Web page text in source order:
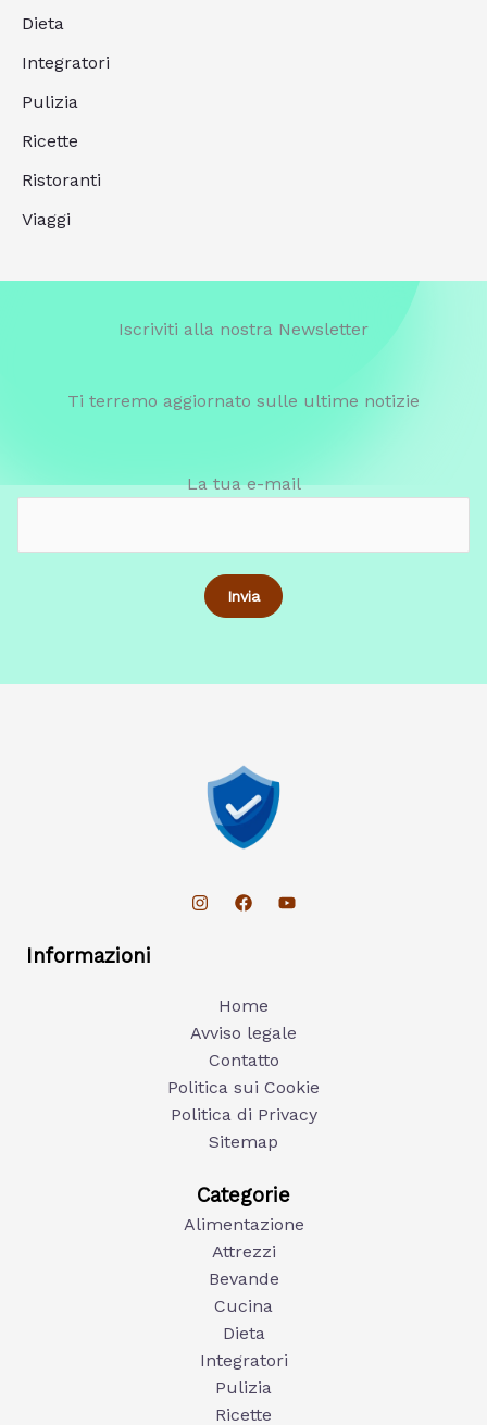
Dieta
Integratori
Pulizia
Ricette
Ristoranti
Viaggi
Iscriviti alla nostra Newsletter
Ti terremo aggiornato sulle ultime notizie
La tua e-mail
Informazioni
Home
Avviso legale
Contatto
Politica sui Cookie
Politica di Privacy
Sitemap
Categorie
Alimentazione
Attrezzi
Bevande
Cucina
Dieta
Integratori
Pulizia
Ricette